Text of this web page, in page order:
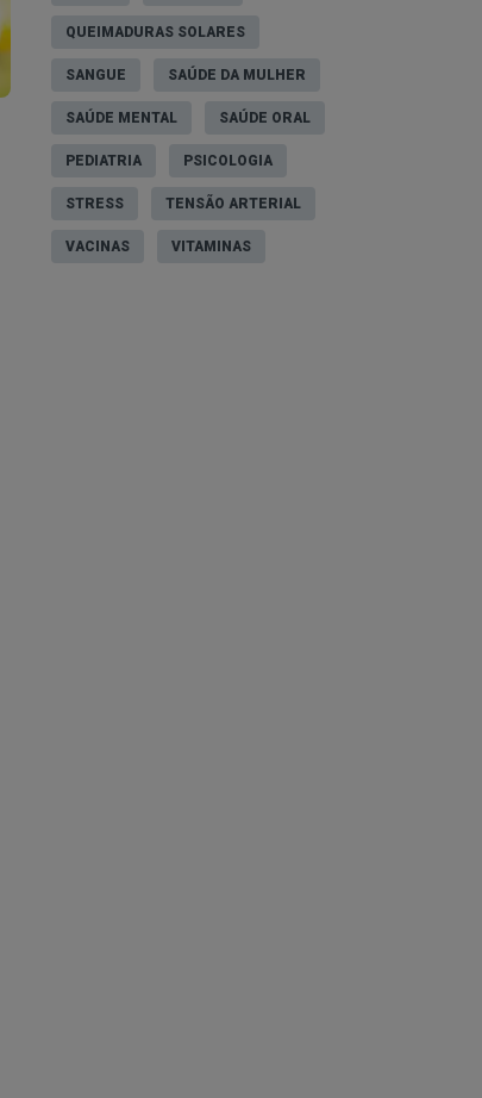
QUEIMADURAS SOLARES
SANGUE SAÚDE DA MULHER
SAÚDE MENTAL SAÚDE ORAL
PEDIATRIA PSICOLOGIA
STRESS TENSÃO ARTERIAL
VACINAS VITAMINAS